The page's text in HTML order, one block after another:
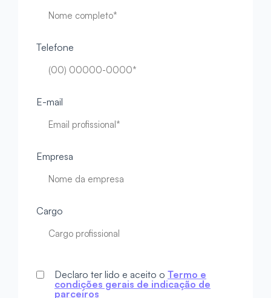
Telefone
E-mail
Empresa
Cargo
Declaro ter lido e aceito o Termo e
condições gerais de indicação de
parceiros